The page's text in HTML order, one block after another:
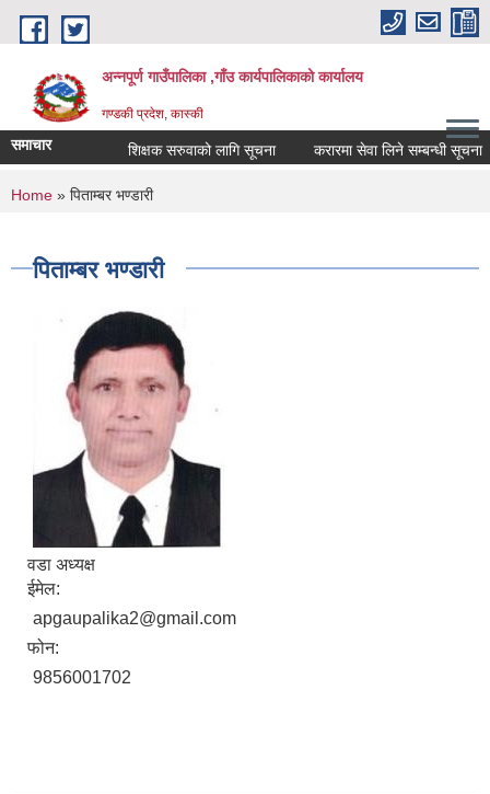
Skip to main content
अन्नपूर्ण गाउँपालिका ,गाँउ कार्यपालिकाको कार्यालय
गण्डकी प्रदेश, कास्की
समाचार शिक्षक सरुवाको लागि सूचना करारमा सेवा लिने सम्बन्धी सूचना ।
You are here
Home » पिताम्बर भण्डारी
पिताम्बर भण्डारी
वडा अध्यक्ष
ईमेल:
apgaupalika2@gmail.com
फोन:
9856001702